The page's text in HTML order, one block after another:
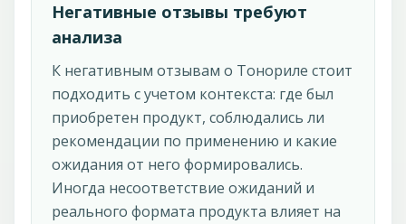
Негативные отзывы требуют
анализа
К негативным отзывам о Тонориле стоит
подходить с учетом контекста: где был
приобретен продукт, соблюдались ли
рекомендации по применению и какие
ожидания от него формировались.
Иногда несоответствие ожиданий и
реального формата продукта влияет на